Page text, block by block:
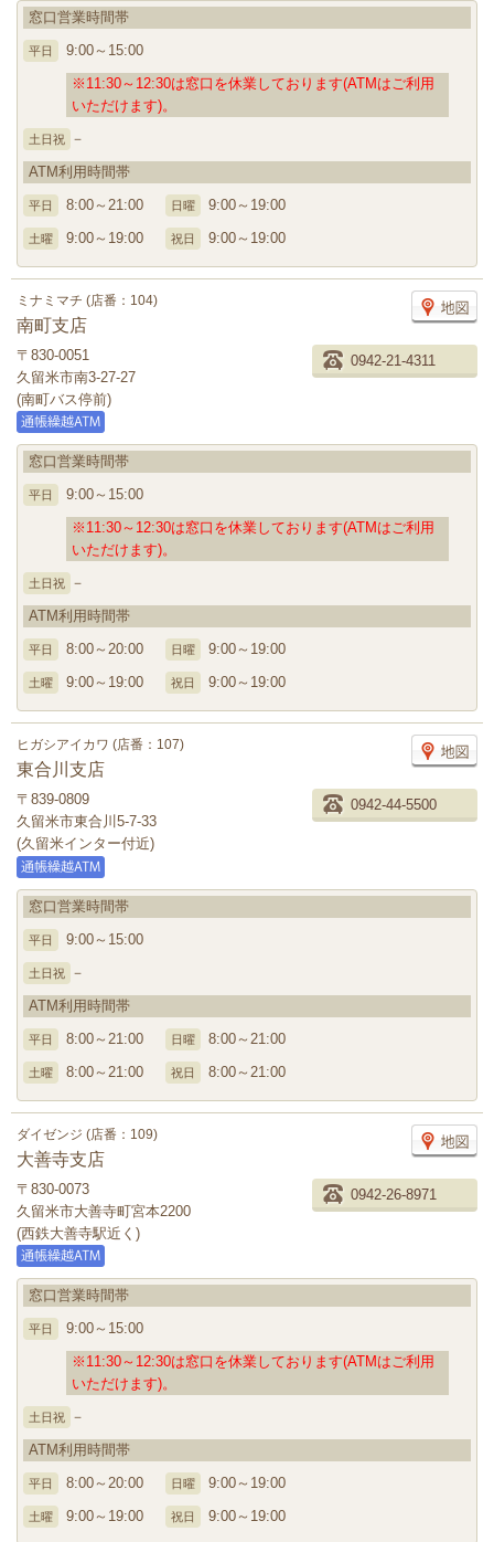
窓口営業時間帯
平日
9:00～15:00
※11:30～12:30は窓口を休業しております(ATMはご利用
いただけます)。
土日祝
－
ATM利用時間帯
平日 8:00～21:00
土曜 9:00～19:00
日曜 9:00～19:00
祝日 9:00～19:00
ミナミマチ (店番：104)
南町支店
0942-21-4311
〒830-0051
久留米市南3-27-27
(南町バス停前)
窓口営業時間帯
平日
9:00～15:00
※11:30～12:30は窓口を休業しております(ATMはご利用
いただけます)。
土日祝
－
ATM利用時間帯
平日 8:00～20:00
土曜 9:00～19:00
日曜 9:00～19:00
祝日 9:00～19:00
ヒガシアイカワ (店番：107)
東合川支店
0942-44-5500
〒839-0809
久留米市東合川5-7-33
(久留米インター付近)
窓口営業時間帯
平日 9:00～15:00
土日祝
－
ATM利用時間帯
平日 8:00～21:00
土曜 8:00～21:00
日曜 8:00～21:00
祝日 8:00～21:00
ダイゼンジ (店番：109)
大善寺支店
0942-26-8971
〒830-0073
久留米市大善寺町宮本2200
(西鉄大善寺駅近く)
窓口営業時間帯
平日
9:00～15:00
※11:30～12:30は窓口を休業しております(ATMはご利用
いただけます)。
土日祝
－
ATM利用時間帯
平日 8:00～20:00
土曜 9:00～19:00
日曜 9:00～19:00
祝日 9:00～19:00